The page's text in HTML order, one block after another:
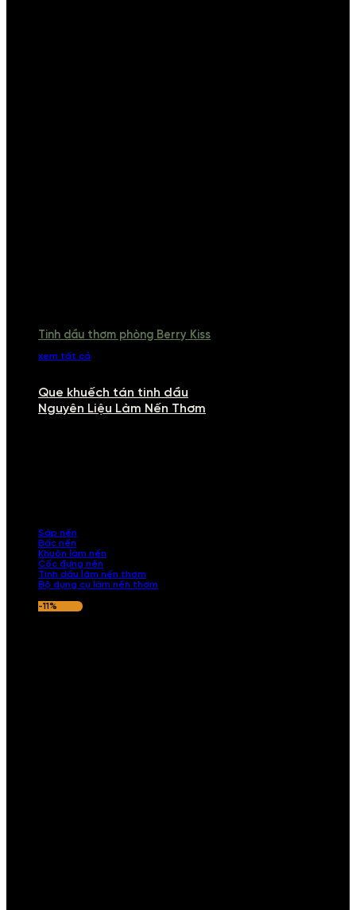
Tinh dầu thơm phòng Berry Kiss
xem tất cả
Que khuếch tán tinh dầu
Nguyên Liệu Làm Nến Thơm
Sáp nến
Bấc nến
Khuôn làm nến
Cốc đựng nến
Tinh dầu làm nến thơm
Bộ dụng cụ làm nến thơm
-11%